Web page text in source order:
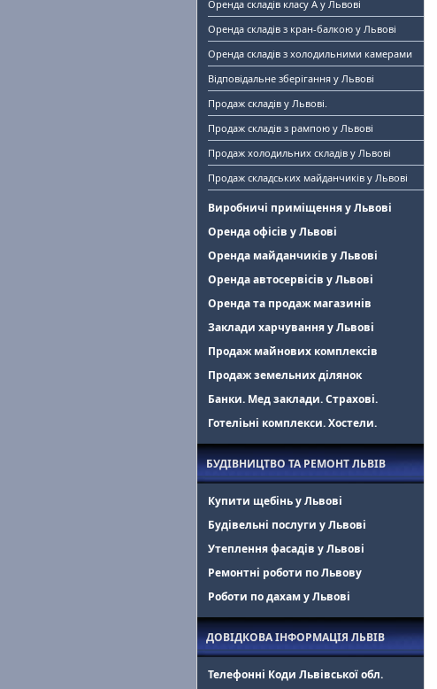
Оренда складів класу A у Львові
Оренда складів з кран-балкою у Львові
Оренда складів з холодильними камерами
Відповідальне зберігання у Львові
Продаж складів у Львові.
Продаж складів з рампою у Львові
Продаж холодильних складів у Львові
Продаж складських майданчиків у Львові
Виробничі приміщення у Львові
Оренда офісів у Львові
Оренда майданчиків у Львові
Оренда автосервісів у Львові
Оренда та продаж магазинів
Заклади харчування у Львові
Продаж майнових комплексів
Продаж земельних ділянок
Банки. Мед заклади. Страхові.
Готеліьні комплекси. Хостели.
БУДІВНИЦТВО ТА РЕМОНТ ЛЬВІВ
Купити щебінь у Львові
Будівельні послуги у Львові
Утеплення фасадів у Львові
Ремонтні роботи по Львову
Роботи по дахам у Львові
ДОВІДКОВА ІНФОРМАЦІЯ ЛЬВІВ
Телефонні Коди Львівської обл.